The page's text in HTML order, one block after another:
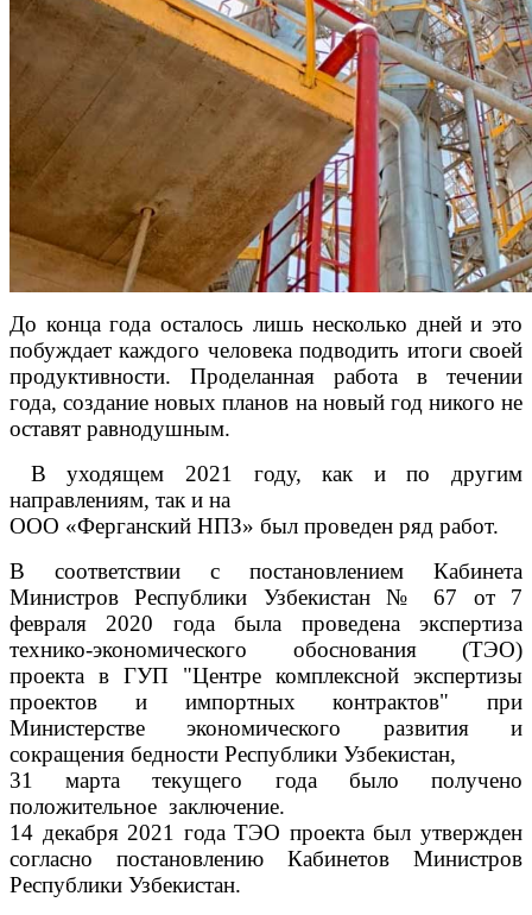
До конца года осталось лишь несколько дней и это
побуждает каждого человека подводить итоги своей
продуктивности. Проделанная работа в течении
года, создание новых планов на новый год никого не
оставят равнодушным.
В уходящем 2021 году, как и по другим
направлениям, так и на
ООО «Ферганский НПЗ» был проведен ряд работ.
В соответствии с постановлением Кабинета
Министров Республики Узбекистан № 67 от 7
февраля 2020 года была проведена экспертиза
технико-экономического обоснования (ТЭО)
проекта в ГУП "Центре комплексной экспертизы
проектов и импортных контрактов" при
Министерстве экономического развития и
сокращения бедности Республики Узбекистан,
31 марта текущего года было получено
положительное заключение.
14 декабря 2021 года ТЭО проекта был утвержден
согласно постановлению Кабинетов Министров
Республики Узбекистан.